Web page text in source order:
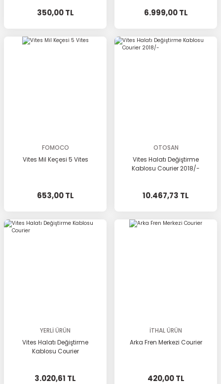
350,00 TL 6.999,00 TL
FOMOCO
Vites Mil Keçesi 5 Vites
653,00 TL
OTOSAN
Vites Halatı Değiştirme
Kablosu Courier 2018/-
10.467,73 TL
YERLİ ÜRÜN
Vites Halatı Değiştirme
Kablosu Courier
3.020,61 TL
İTHAL ÜRÜN
Arka Fren Merkezi Courier
420,00 TL